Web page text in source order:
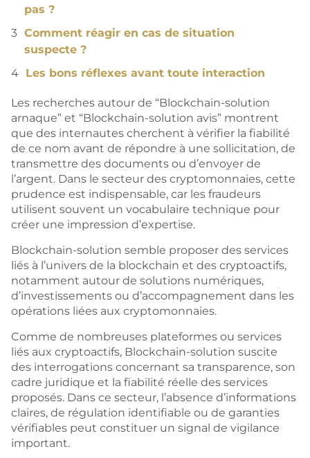
pas ?
Comment réagir en cas de situation
suspecte ?
Les bons réflexes avant toute interaction
Les recherches autour de “Blockchain-solution
arnaque” et “Blockchain-solution avis” montrent
que des internautes cherchent à vérifier la fiabilité
de ce nom avant de répondre à une sollicitation, de
transmettre des documents ou d’envoyer de
l’argent. Dans le secteur des cryptomonnaies, cette
prudence est indispensable, car les fraudeurs
utilisent souvent un vocabulaire technique pour
créer une impression d’expertise.
Blockchain-solution semble proposer des services
liés à l’univers de la blockchain et des cryptoactifs,
notamment autour de solutions numériques,
d’investissements ou d’accompagnement dans les
opérations liées aux cryptomonnaies.
Comme de nombreuses plateformes ou services
liés aux cryptoactifs, Blockchain-solution suscite
des interrogations concernant sa transparence, son
cadre juridique et la fiabilité réelle des services
proposés. Dans ce secteur, l’absence d’informations
claires, de régulation identifiable ou de garanties
vérifiables peut constituer un signal de vigilance
important.